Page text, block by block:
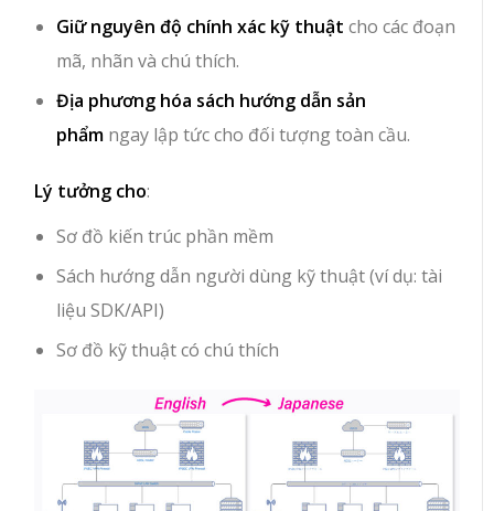
Giữ nguyên độ chính xác kỹ thuật cho các đoạn
mã, nhãn và chú thích.
Địa phương hóa sách hướng dẫn sản
phẩm ngay lập tức cho đối tượng toàn cầu.
Lý tưởng cho:
Sơ đồ kiến trúc phần mềm
Sách hướng dẫn người dùng kỹ thuật (ví dụ: tài
liệu SDK/API)
Sơ đồ kỹ thuật có chú thích